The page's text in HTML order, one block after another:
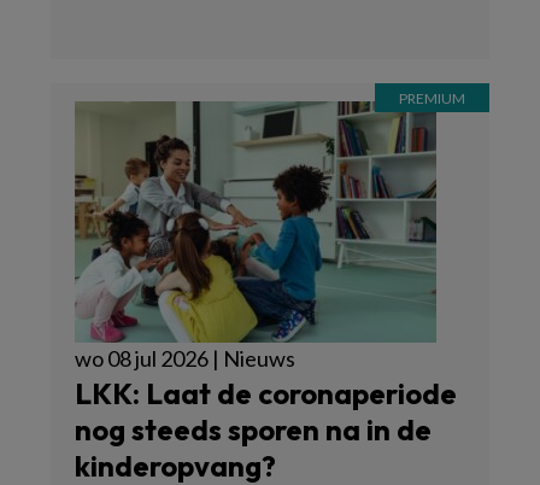
wo 08 jul 2026 | Nieuws
LKK: Laat de coronaperiode
nog steeds sporen na in de
kinderopvang?